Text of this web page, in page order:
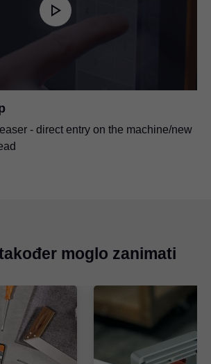
- direct entry on the machine/new
moglo zanimati